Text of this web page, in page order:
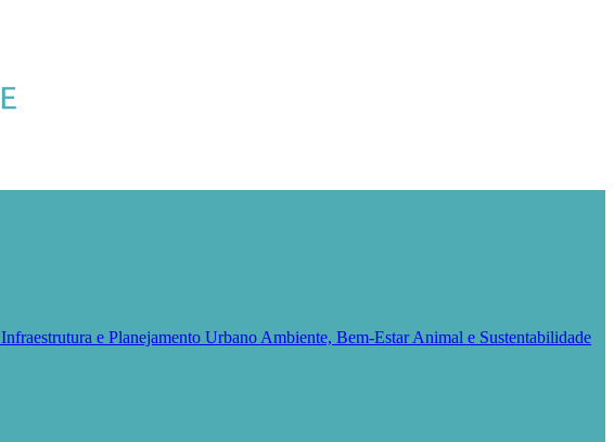
Infraestrutura e Planejamento Urbano Ambiente, Bem-Estar Animal e Sustentabilidade